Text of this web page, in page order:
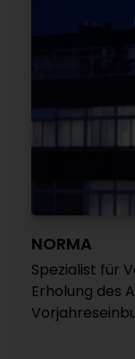
NORMA
Spezialist für
Erholung des